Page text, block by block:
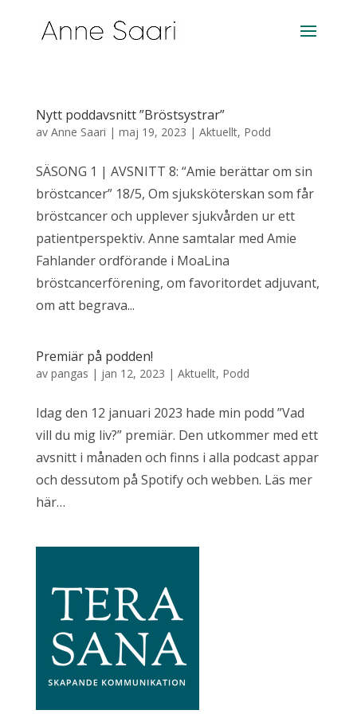
Nytt poddavsnitt ”Bröstsystrar”
av Anne Saari | maj 19, 2023 | Aktuellt, Podd
SÄSONG 1 | AVSNITT 8: “Amie berättar om sin
bröstcancer” 18/5, Om sjuksköterskan som får
bröstcancer och upplever sjukvården ur ett
patientperspektiv. Anne samtalar med Amie
Fahlander ordförande i MoaLina
bröstcancerförening, om favoritordet adjuvant,
om att begrava...
Premiär på podden!
av pangas | jan 12, 2023 | Aktuellt, Podd
Idag den 12 januari 2023 hade min podd ”Vad
vill du mig liv?” premiär. Den utkommer med ett
avsnitt i månaden och finns i alla podcast appar
och dessutom på Spotify och webben. Läs mer
här…